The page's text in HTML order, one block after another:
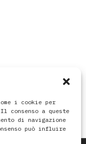
i cookie per
consenso a queste
di navigazione
può influire